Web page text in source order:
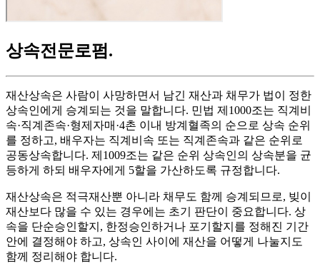
상속전문로펌 .
재산상속은 사람이 사망하면서 남긴 재산과 채무가 법이 정한
상속인에게 승계되는 것을 말합니다. 민법 제1000조는 직계비
속·직계존속·형제자매·4촌 이내 방계혈족의 순으로 상속 순위
를 정하고, 배우자는 직계비속 또는 직계존속과 같은 순위로
공동상속합니다. 제1009조는 같은 순위 상속인의 상속분을 균
등하게 하되 배우자에게 5할을 가산하도록 규정합니다.
재산상속은 적극재산뿐 아니라 채무도 함께 승계되므로, 빚이
재산보다 많을 수 있는 경우에는 초기 판단이 중요합니다. 상
속을 단순승인할지, 한정승인하거나 포기할지를 정해진 기간
안에 결정해야 하고, 상속인 사이에 재산을 어떻게 나눌지도
함께 정리해야 합니다.